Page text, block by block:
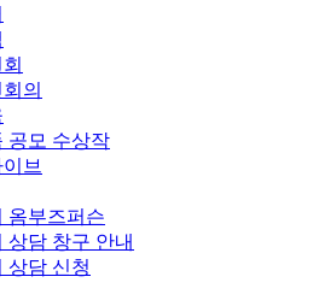
의
공모 수상작
브
옴부즈퍼슨
상담 창구 안내
상담 신청